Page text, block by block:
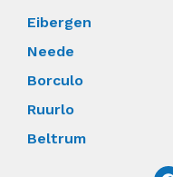
Eibergen
Neede
Borculo
Ruurlo
Beltrum